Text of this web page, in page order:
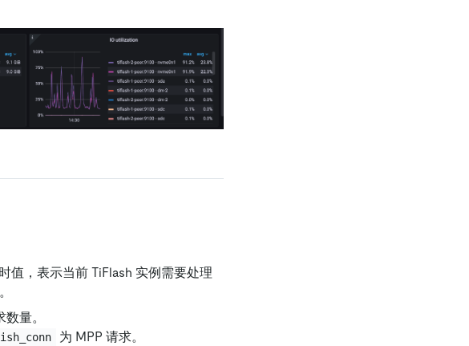
值，表示当前 TiFlash 实例需要处理
量。
为 MPP 请求。